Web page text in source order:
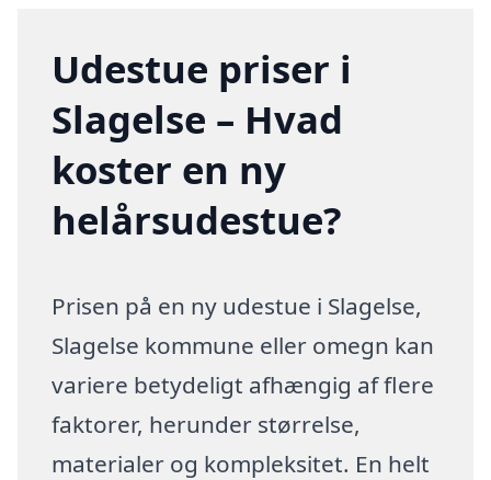
Udestue priser i
Slagelse – Hvad
koster en ny
helårsudestue?
Prisen på en ny udestue i Slagelse,
Slagelse kommune eller omegn kan
variere betydeligt afhængig af flere
faktorer, herunder størrelse,
materialer og kompleksitet. En helt